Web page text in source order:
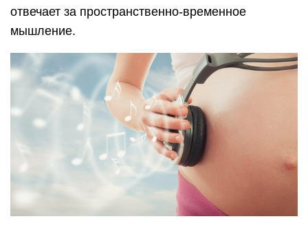
отвечает за пространственно-временное
мышление.